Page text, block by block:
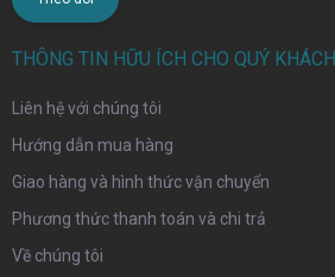
THÔNG TIN HỮU ÍCH CHO QUÝ KHÁCH
Liên hệ với chúng tôi
Hướng dẫn mua hàng
Giao hàng và hình thức vận chuyển
Phương thức thanh toán và chi trả
Về chúng tôi